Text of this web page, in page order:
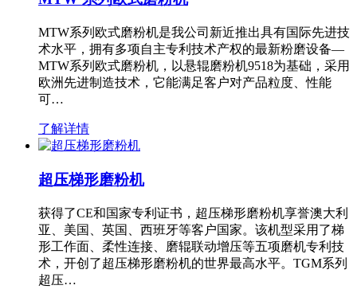
MTW系列欧式磨粉机是我公司新近推出具有国际先进技
术水平，拥有多项自主专利技术产权的最新粉磨设备—
MTW系列欧式磨粉机，以悬辊磨粉机9518为基础，采用
欧洲先进制造技术，它能满足客户对产品粒度、性能
可…
了解详情
超压梯形磨粉机
获得了CE和国家专利证书，超压梯形磨粉机享誉澳大利
亚、美国、英国、西班牙等客户国家。该机型采用了梯
形工作面、柔性连接、磨辊联动增压等五项磨机专利技
术，开创了超压梯形磨粉机的世界最高水平。TGM系列
超压…